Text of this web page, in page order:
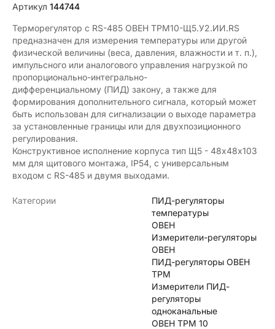
Артикул 144744
Терморегулятор с RS-485 ОВЕН ТРМ10-Щ5.У2.ИИ.RS
предназначен для измерения температуры или другой
физической величины (веса, давления, влажности и т. п.),
импульсного или аналогового управления нагрузкой по
пропорционально-интегрально-
дифференциальному (ПИД) закону, а также для
формирования дополнительного сигнала, который может
быть использован для сигнализации о выходе параметра
за установленные границы или для двухпозиционного
регулирования.
Конструктивное исполнение корпуса тип Щ5 - 48х48х103
мм для щитового монтажа, IP54, с универсальным
входом с RS-485 и двумя выходами.
Категории
ПИД-регуляторы
температуры
ОВЕН
Измерители-регуляторы
ОВЕН
ПИД-регуляторы ОВЕН
ТРМ
Измерители ПИД-
регуляторы
одноканальные
ОВЕН ТРМ 10